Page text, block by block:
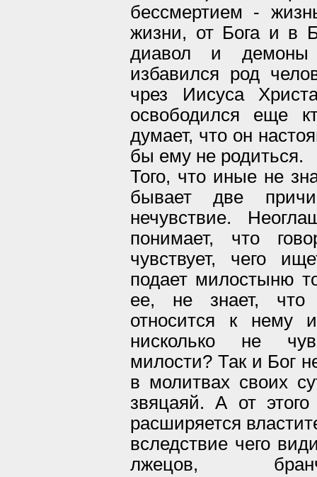
бессмертием -
жизни, от Бога и в
диавол и демоны
избавился род
чрез Иисуса
освободился еще
думает, что он
бы ему не родиться.
Того, что иные не
бывает две
нечувствие.
понимает, что
чувствует, чего
подает милостыню
ее, не знает, что
относится к нему
нисколько не
милости? Так и Бог
в молитвах своих
звяцаяй. А от
расширяется
вследствие чего
лжецов,